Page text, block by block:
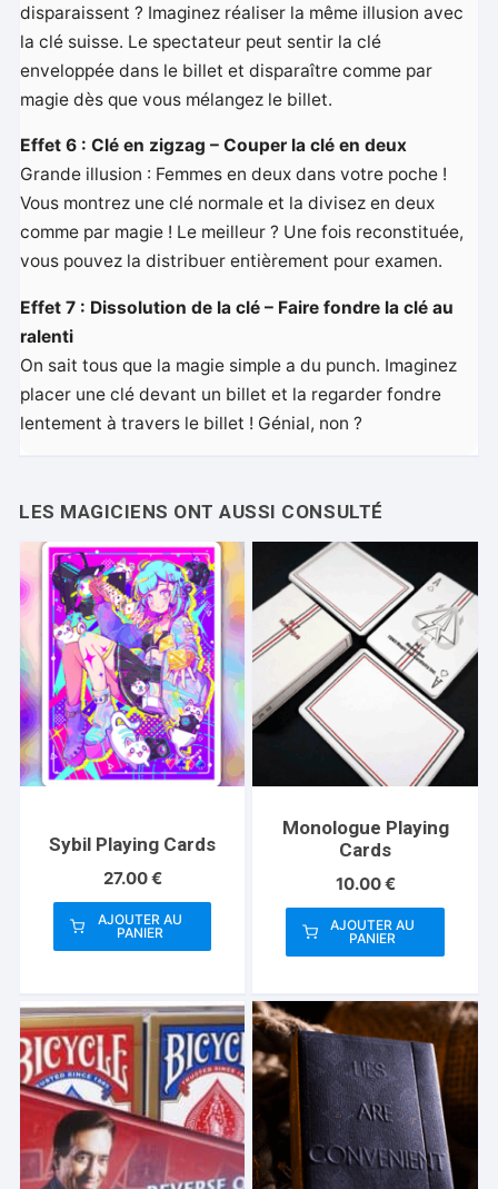
disparaissent ? Imaginez réaliser la même illusion avec
la clé suisse. Le spectateur peut sentir la clé
enveloppée dans le billet et disparaître comme par
magie dès que vous mélangez le billet.
Effet 6 : Clé en zigzag – Couper la clé en deux
Grande illusion : Femmes en deux dans votre poche !
Vous montrez une clé normale et la divisez en deux
comme par magie ! Le meilleur ? Une fois reconstituée,
vous pouvez la distribuer entièrement pour examen.
Effet 7 : Dissolution de la clé – Faire fondre la clé au
ralenti
On sait tous que la magie simple a du punch. Imaginez
placer une clé devant un billet et la regarder fondre
lentement à travers le billet ! Génial, non ?
Sybil Playing Cards
27.00€
AJOUTER AU
PANIER
Monologue Playing
Cards
10.00€
AJOUTER AU
PANIER